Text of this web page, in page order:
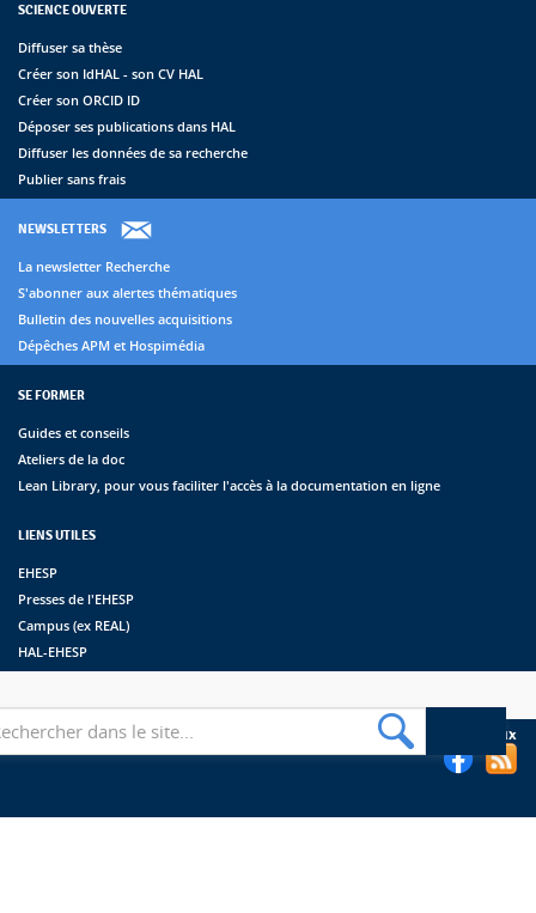
SCIENCE OUVERTE
Diffuser sa thèse
Créer son IdHAL - son CV HAL
Créer son ORCID ID
Déposer ses publications dans HAL
Diffuser les données de sa recherche
Publier sans frais
NEWSLETTERS
La newsletter Recherche
S'abonner aux alertes thématiques
Bulletin des nouvelles acquisitions
Dépêches APM et Hospimédia
SE FORMER
Guides et conseils
Ateliers de la doc
Lean Library, pour vous faciliter l'accès à la documentation en ligne
LIENS UTILES
EHESP
Presses de l'EHESP
Campus (ex REAL)
HAL-EHESP
Suivez les bibliothèques de l'EHESP sur les réseaux sociaux